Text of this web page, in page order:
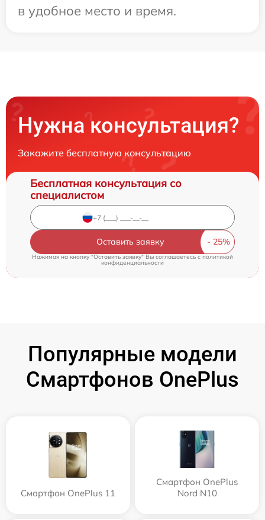
в удобное место и время.
Нужна консультация?
Закажите бесплатную консультацию
Бесплатная консультация со
специалистом
Оставить заявку
Нажимая на кнопку "Оставить заявку" Вы соглашаетесь c политикой
конфиденциальности
Популярные модели
Смартфонов OnePlus
Смартфон OnePlus 11
Смартфон OnePlus
Nord N10